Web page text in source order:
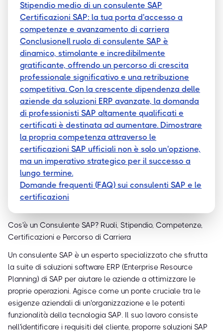
Stipendio medio di un consulente SAP
Certificazioni SAP: la tua porta d'accesso a
competenze e avanzamento di carriera
ConclusioneIl ruolo di consulente SAP è
dinamico, stimolante e incredibilmente
gratificante, offrendo un percorso di crescita
professionale significativo e una retribuzione
competitiva. Con la crescente dipendenza delle
aziende da soluzioni ERP avanzate, la domanda
di professionisti SAP altamente qualificati e
certificati è destinata ad aumentare. Dimostrare
la propria competenza attraverso le
certificazioni SAP ufficiali non è solo un'opzione,
ma un imperativo strategico per il successo a
lungo termine.
Domande frequenti (FAQ) sui consulenti SAP e le
certificazioni
Cos'è un Consulente SAP? Ruoli, Stipendio, Competenze,
Certificazioni e Percorso di Carriera
Un consulente SAP è un esperto specializzato che sfrutta
la suite di soluzioni software ERP (Enterprise Resource
Planning) di SAP per aiutare le aziende a ottimizzare le
proprie operazioni. Agisce come un ponte cruciale tra le
esigenze aziendali di un'organizzazione e le potenti
funzionalità della tecnologia SAP. Il suo lavoro consiste
nell'identificare i requisiti del cliente, proporre soluzioni SAP